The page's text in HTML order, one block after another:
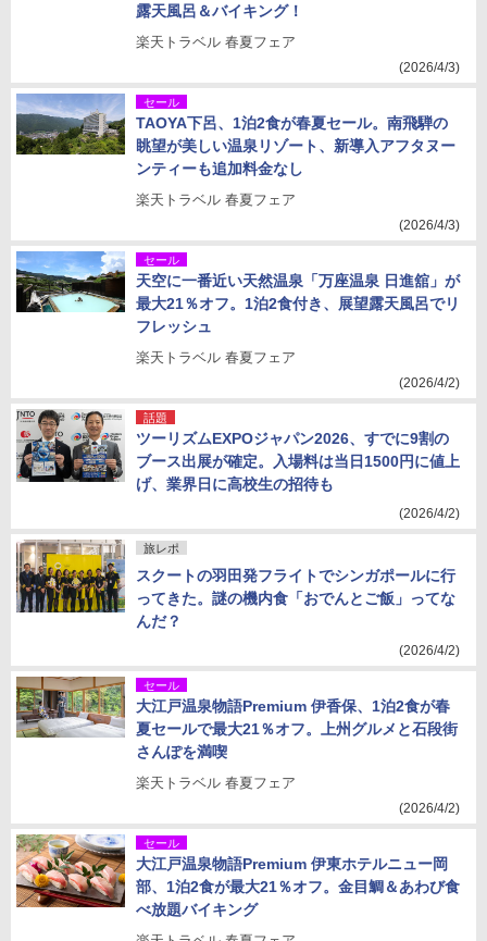
露天風呂＆バイキング！
楽天トラベル 春夏フェア
(2026/4/3)
セール
TAOYA下呂、1泊2食が春夏セール。南飛騨の
眺望が美しい温泉リゾート、新導入アフタヌー
ンティーも追加料金なし
楽天トラベル 春夏フェア
(2026/4/3)
セール
天空に一番近い天然温泉「万座温泉 日進舘」が
最大21％オフ。1泊2食付き、展望露天風呂でリ
フレッシュ
楽天トラベル 春夏フェア
(2026/4/2)
話題
ツーリズムEXPOジャパン2026、すでに9割の
ブース出展が確定。入場料は当日1500円に値上
げ、業界日に高校生の招待も
(2026/4/2)
旅レポ
スクートの羽田発フライトでシンガポールに行
ってきた。謎の機内食「おでんとご飯」ってな
んだ？
(2026/4/2)
セール
大江戸温泉物語Premium 伊香保、1泊2食が春
夏セールで最大21％オフ。上州グルメと石段街
さんぽを満喫
楽天トラベル 春夏フェア
(2026/4/2)
セール
大江戸温泉物語Premium 伊東ホテルニュー岡
部、1泊2食が最大21％オフ。金目鯛＆あわび食
べ放題バイキング